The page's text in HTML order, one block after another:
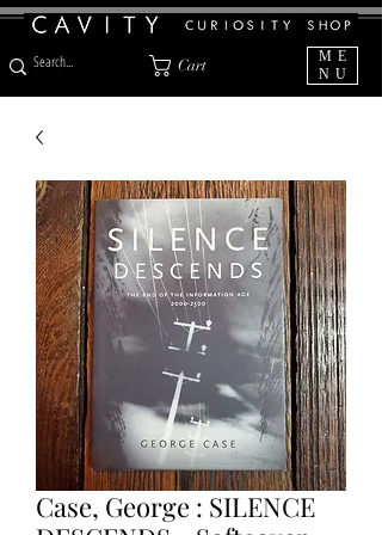
Cart
ME
NU
Case, George : SILENCE